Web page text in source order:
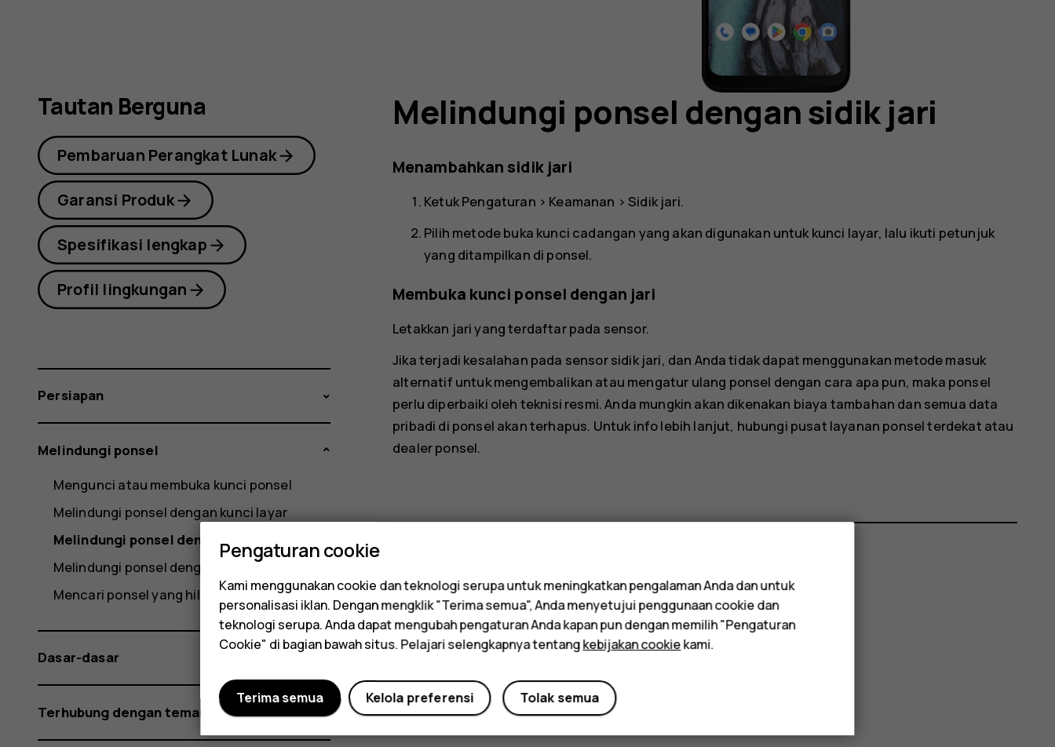
Edition Melindungi ponsel dengan sidik jari
Menambahkan sidik jari
KetukPengaturan > Keamanan > Sidik jari.
Pilih metode buka kunci cadangan yang akan digunakan untuk kunci layar, lalu ikuti petunjuk
yang ditampilkan di ponsel.
Membuka kunci ponsel dengan jari
Letakkan jari yang terdaftar pada sensor.
Jika terjadi kesalahan pada sensor sidik jari, dan Anda tidak dapat menggunakan metode masuk
alternatif untuk mengembalikan atau mengatur ulang ponsel dengan cara apa pun, maka ponsel
perlu diperbaiki oleh teknisi resmi. Anda mungkin akan dikenakan biaya tambahan dan semua data
pribadi di ponsel akan terhapus. Untuk info lebih lanjut, hubungi pusat layanan ponsel terdekat atau
dealer ponsel.
Apakah ini membantu?
Ya Tidak
Tautan Berguna
Pembaruan Perangkat Lunak
Garansi Produk
Spesifikasi lengkap
Profil lingkungan
Persiapan
Melindungi ponsel
Mengunci atau membuka kunci ponsel
Melindungi ponsel dengan kunci layar
Melindungi ponsel dengan sidik jari
Melindungi ponsel dengan wajah
Mencari ponsel yang hilang
Dasar-dasar
Terhubung dengan teman dan keluarga
Pengaturan cookie
Kami menggunakan cookie dan teknologi serupa untuk meningkatkan pengalaman Anda dan untuk
personalisasi iklan. Dengan mengklik "Terima semua", Anda menyetujui penggunaan cookie dan
teknologi serupa. Anda dapat mengubah pengaturan Anda kapan pun dengan memilih "Pengaturan
Cookie" di bagian bawah situs. Pelajari selengkapnya tentangkebijakan cookiekami.
Tolak semua
Kelola preferensi
Terima semua